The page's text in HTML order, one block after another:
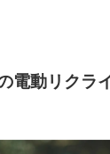
電動リクラ